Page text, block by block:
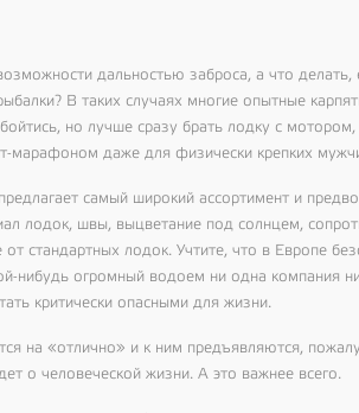
дальностью заброса, а что
В таких случаях многие опытные
но лучше сразу брать лодку с
марафоном даже для физически крепких
предлагает самый широкий ассортимент и
лодок, швы, выцветание под солнцем,
стандартных лодок. Учтите, что в Европе
нибудь огромный водоем ни одна компания
критически опасными для жизни.
на «отлично» и к ним предъявляются,
о человеческой жизни. А это важнее всего.